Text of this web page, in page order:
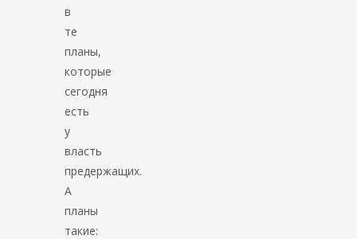
в
те
планы,
которые
сегодня
есть
у
власть
предержащих.
А
планы
такие: